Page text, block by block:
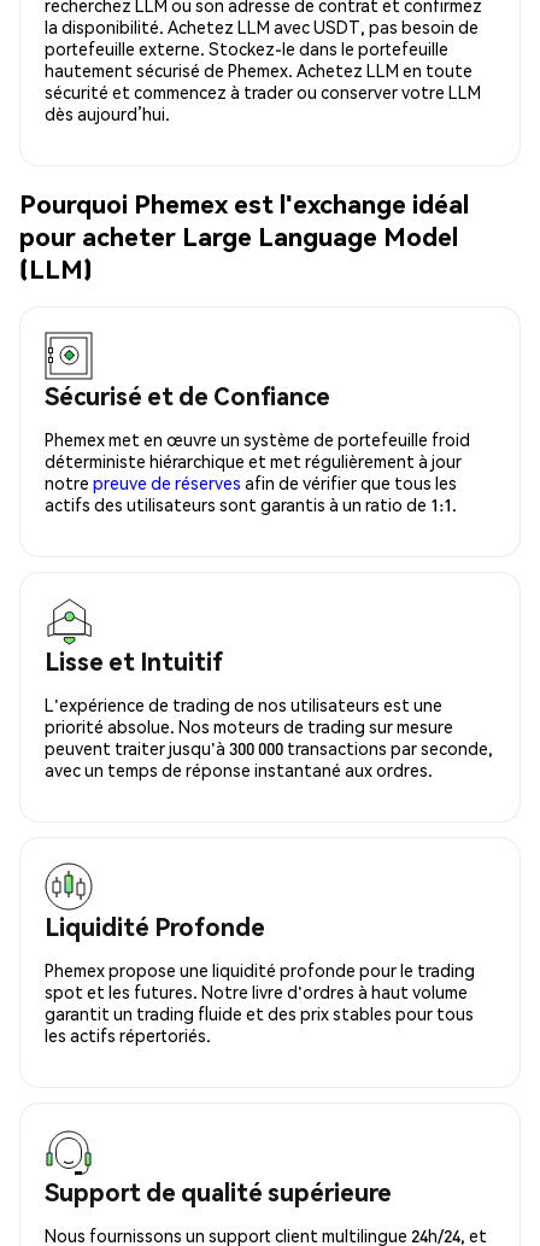
recherchez LLM ou son adresse de contrat et confirmez
la disponibilité. Achetez LLM avec USDT, pas besoin de
portefeuille externe. Stockez-le dans le portefeuille
hautement sécurisé de Phemex. Achetez LLM en toute
sécurité et commencez à trader ou conserver votre LLM
dès aujourd’hui.
Pourquoi Phemex est l'exchange idéal
pour acheter Large Language Model
(LLM)
Sécurisé et de Confiance
Phemex met en œuvre un système de portefeuille froid
déterministe hiérarchique et met régulièrement à jour
notre preuve de réserves afin de vérifier que tous les
actifs des utilisateurs sont garantis à un ratio de 1:1.
Lisse et Intuitif
L'expérience de trading de nos utilisateurs est une
priorité absolue. Nos moteurs de trading sur mesure
peuvent traiter jusqu'à 300 000 transactions par seconde,
avec un temps de réponse instantané aux ordres.
Liquidité Profonde
Phemex propose une liquidité profonde pour le trading
spot et les futures. Notre livre d'ordres à haut volume
garantit un trading fluide et des prix stables pour tous
les actifs répertoriés.
Support de qualité supérieure
Nous fournissons un support client multilingue 24h/24, et